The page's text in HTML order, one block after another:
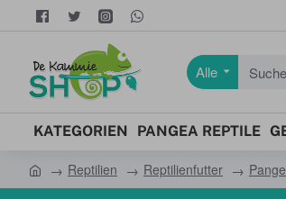
Alle
Suchen...
KATEGORIEN PANGEA REPTILE
h
Reptilien Reptilienfutter